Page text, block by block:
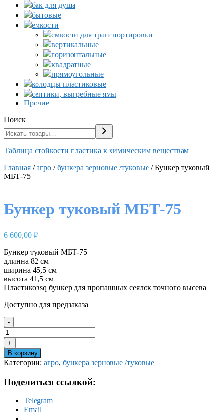
бак для душа
бытовые
емкости
емкости для транспортировки
вертикальные
горизонтальные
квадратные
прямоугольные
колодцы пластиковые
септики, выгребные ямы
Прочие
Поиск
Таблица стойкости пластика к химическим веществам
Главная /агро /бункера зерновые /туковые / Бункер туковый
МБТ-75
Бункер туковый МБТ-75
6 600,00 ₽
Бункер туковый МБТ-75
длинна 82 см
ширина 45,5 см
высота 41,5 см
Пластиковsq бункер для пропашных сеялок точного высева
Доступно для предзаказа
-
Количество
товара
Бункер
туковый
МБТ-75
+
В корзину
Категории: агро, бункера зерновые /туковые
Поделиться ссылкой:
Telegram
Email